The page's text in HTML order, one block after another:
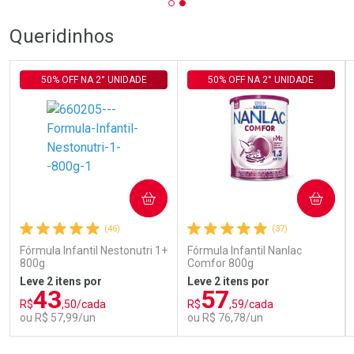
Queridinhos
(46)
Fórmula Infantil Nestonutri 1+
800g
50% OFF NA 2° UNIDADE
Leve 2 itens por
R$43,50/cada
ou R$ 57,99/un
COMPRAR
(37)
Fórmula Infantil Nanlac
Comfor 800g
50% OFF NA 2° UNIDADE
Leve 2 itens por
R$57,59/cada
ou R$ 76,78/un
COMPRAR